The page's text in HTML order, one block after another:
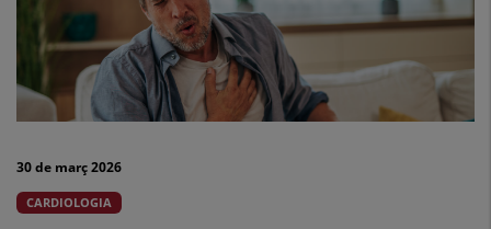
coneguts
i
què
davant
30 de març 2026
CARDIOLOGIA